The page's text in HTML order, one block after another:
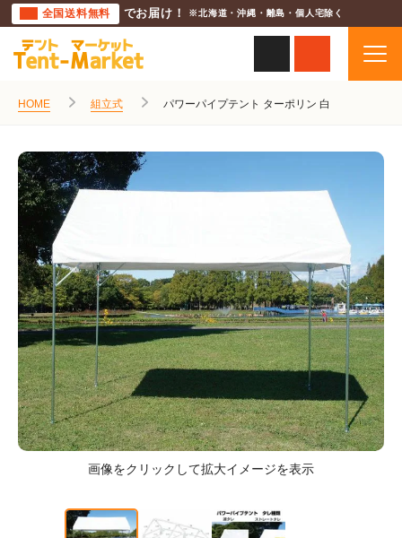
全国送料無料 でお届け！ ※北海道・沖縄・離島・個人宅除く
HOME 組立式 パワーパイプテント ターポリン 白